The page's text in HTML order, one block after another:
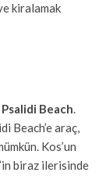
kiralamak
Psalidi Beach.
Beach’e araç,
Kos’un
biraz ilerisinde